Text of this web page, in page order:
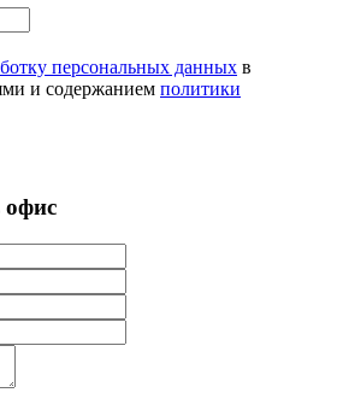
персональных данных в
и содержанием политики
офис